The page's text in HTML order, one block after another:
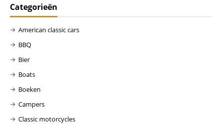
Categorieën
American classic cars
BBQ
Bier
Boats
Boeken
Campers
Classic motorcycles